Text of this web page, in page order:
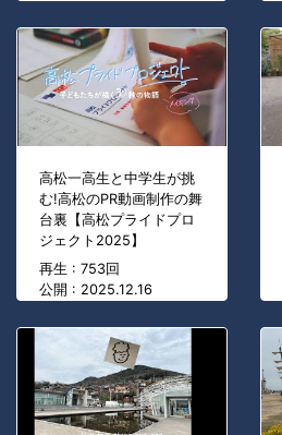
高松一高生と中学生が挑
む!高松のPR動画制作の舞
台裏【高松プライドプロ
ジェクト2025】
再生 : 753回
公開 : 2025.12.16